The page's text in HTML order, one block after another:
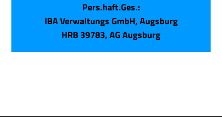
Pers.haft.Ges.:
IBA Verwaltungs GmbH, Augsburg
HRB 39783, AG Augsburg